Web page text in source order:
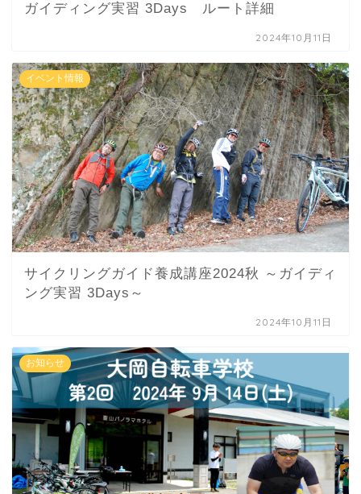
ガイディング実習 3Days ルート詳細
2024年10月11日
イベント情報
サイクリングガイド養成講座2024秋 ～ガイディ
ング実習 3Days～
2024年10月11日
お知らせ